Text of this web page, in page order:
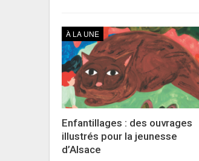
À LA UNE
Enfantillages : des ouvrages
illustrés pour la jeunesse
d’Alsace